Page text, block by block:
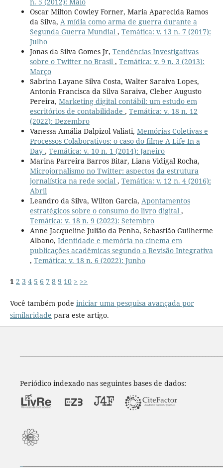
Oscar Milton Cowley Forner, Maria Aparecida Ramos
da Silva, A mídia como arma de guerra durante a
Segunda Guerra Mundial , Temática: v. 13 n. 7 (2017):
Julho
Jonas da Silva Gomes Jr, Tendências Investigativas
sobre o Twitter no Brasil , Temática: v. 9 n. 3 (2013):
Março
Sabrina Layane Silva Costa, Walter Saraiva Lopes,
Antonia Francisca da Silva Saraiva, Cleber Augusto
Pereira, Marketing digital contábil: um estudo em
escritórios de contabilidade , Temática: v. 18 n. 12
(2022): Dezembro
Vanessa Amália Dalpizol Valiati, Memórias Coletivas e
Processos Colaborativos: o caso do filme A Life In a
Day , Temática: v. 10 n. 1 (2014): Janeiro
Marina Parreira Barros Bitar, Liana Vidigal Rocha,
Microjornalismo no Twitter: aspectos da estrutura
jornalística na rede social , Temática: v. 12 n. 4 (2016):
Abril
Leandro da Silva, Wilton Garcia, Apontamentos
estratégicos sobre o consumo do livro digital ,
Temática: v. 18 n. 9 (2022): Setembro
Anne Jacqueline Julião da Penha, Sebastião Guilherme
Albano, Identidade e memória no cinema em
publicações acadêmicas segundo a Revisão Integrativa
, Temática: v. 18 n. 6 (2022): Junho
1 2 3 4 5 6 7 8 9 10 > >>
Você também pode iniciar uma pesquisa avançada por
similaridade para este artigo.
Periódico indexado nas seguintes bases de dados: